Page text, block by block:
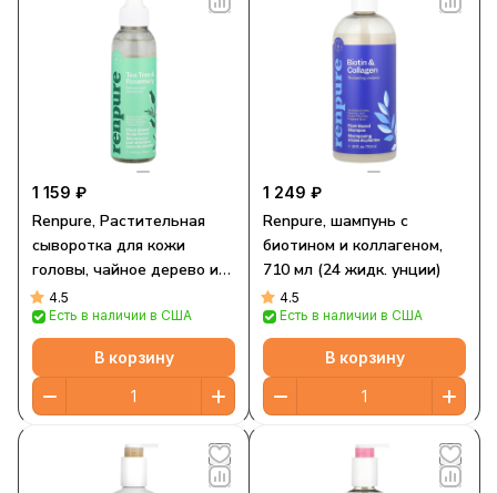
1 159 ₽
Renpure, Растительная
сыворотка для кожи
головы, чайное дерево и
розмарин, 118 мл (4 жидк.
Унции)
4.5
Есть в наличии в США
В корзину
1 249 ₽
Renpure, шампунь с
биотином и коллагеном,
710 мл (24 жидк. унции)
4.5
Есть в наличии в США
В корзину